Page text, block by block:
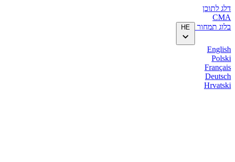
דלג לתוכן
CMA
בלוג תמחור HE
English
Polski
Français
Deutsch
Hrvatski